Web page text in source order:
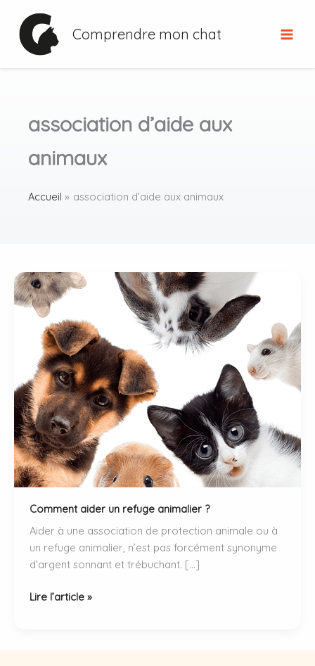
contenu
Comprendre mon chat
association d’aide aux
animaux
Accueil association d’aide aux animaux
Comment aider un refuge animalier ?
Aider à une association de protection animale ou à
un refuge animalier, n’est pas forcément synonyme
d’argent sonnant et trébuchant. […]
Comment
Lire l’article »